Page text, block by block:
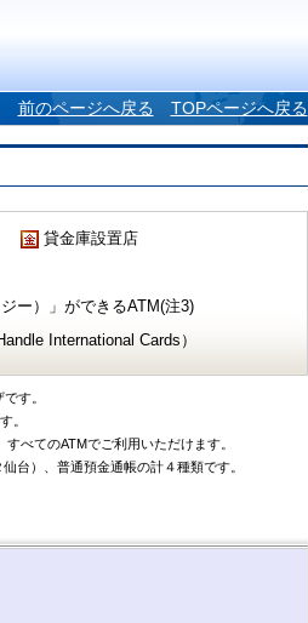
前のページへ戻る TOPページへ戻る
貸金庫設置店
ー）」ができるATM(注3)
International Cards）
す。
。
べてのATMでご利用いただけます。
台）、普通預金通帳の計４種類です。